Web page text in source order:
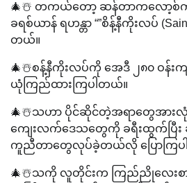
🎄☃️ တကယ်တော့ ဆန်တာကလော့
ခရစ်ယာန် ရဟန္တာ “”စိန့်နီကိုးလပ် (Saint
တယ်။
🎄☃️စန့်နီကိုးလပ်ကို အေဒီ ၂၈၀ ဝန်းက
ယုံကြည်ထားကြပါတယ်။
🎄☃️သဟာ ပိုင်ဆိုင်တဲ့အရာတွေအားလုံ
ကျေးလက်ဒေသတွေကို ခရီးထွက်ပြီ
ကူညီတာတွေလုပ်ခဲ့တယ်လို ပြောကြပ
🎄☃️သကို လူတိုင်းက ကြည်ညိုလေးစာ